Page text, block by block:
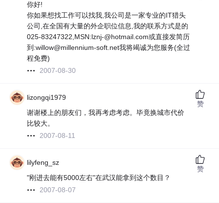
你好!
你如果想找工作可以找我,我公司是一家专业的IT猎头
公司,在全国有大量的外企职位信息,我的联系方式是的
025-83247322,MSN:lznj-@hotmail.com或直接发简历
到:willow@millennium-soft.net我将竭诚为您服务(全过
程免费)
2007-08-30
lizongqi1979
谢谢楼上的朋友们，我再考虑考虑。毕竟换城市代价
比较大。
2007-08-11
赞
lilyfeng_sz
"刚进去能有5000左右"在武汉能拿到这个数目？
2007-08-07
赞